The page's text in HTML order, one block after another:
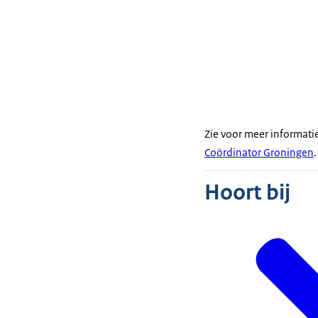
Zie voor meer
Coördinator Groningen.
Hoort bij